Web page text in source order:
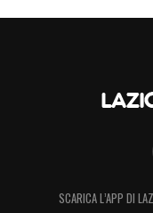
SCARICA L’APP DI